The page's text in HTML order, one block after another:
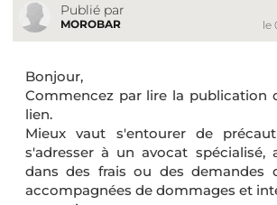
Publié par
MOROBAR
le
Bonjour,
Commencez par lire la publication
lien.
Mieux vaut s'entourer de
s'adresser à un avocat spécialisé,
dans des frais ou des demandes
accompagnées de dommages et